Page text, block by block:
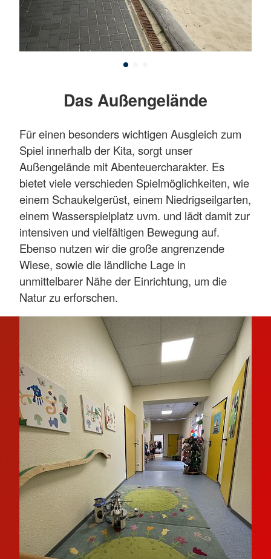
Das Außengelände
Für einen besonders wichtigen Ausgleich zum
Spiel innerhalb der Kita, sorgt unser
Außengelände mit Abenteuercharakter. Es
bietet viele verschieden Spielmöglichkeiten, wie
einem Schaukelgerüst, einem Niedrigseilgarten,
einem Wasserspielplatz uvm. und lädt damit zur
intensiven und vielfältigen Bewegung auf.
Ebenso nutzen wir die große angrenzende
Wiese, sowie die ländliche Lage in
unmittelbarer Nähe der Einrichtung, um die
Natur zu erforschen.